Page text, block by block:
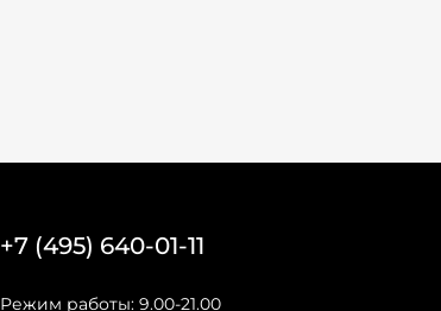
+7 (495) 640-01-11
Режим работы: 9.00-21.00